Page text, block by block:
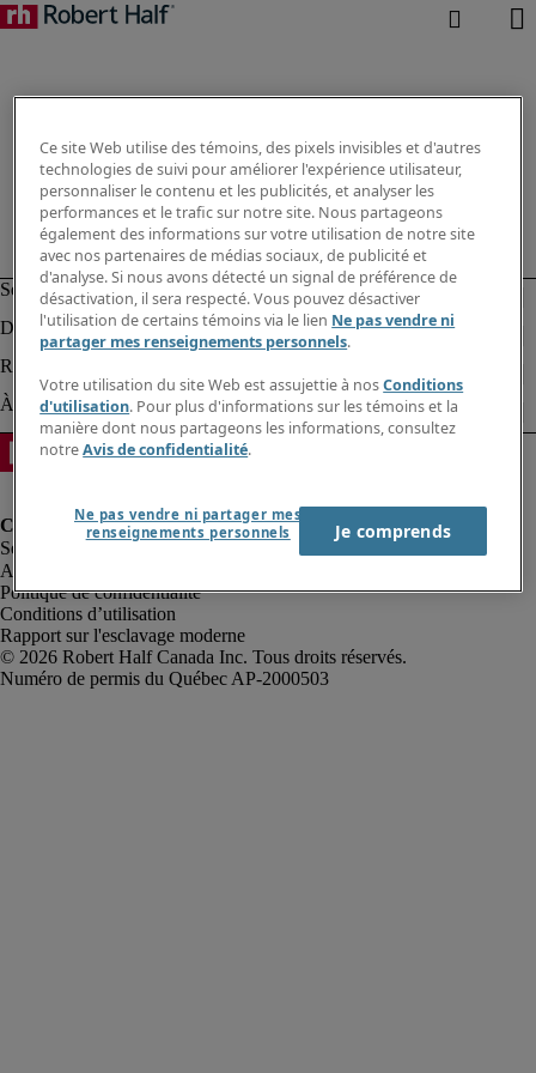
Alerte à la fraude
Politique de confidentialité
Conditions d’utilisation
Rapport sur l'esclavage moderne
Robert Half Canada Inc. Tous droits réservés.
Ce site Web utilise des témoins, des pixels invisibles et d'autres
technologies de suivi pour améliorer l'expérience utilisateur,
personnaliser le contenu et les publicités, et analyser les
performances et le trafic sur notre site. Nous partageons
également des informations sur votre utilisation de notre site
avec nos partenaires de médias sociaux, de publicité et
d'analyse. Si nous avons détecté un signal de préférence de
désactivation, il sera respecté. Vous pouvez désactiver
l'utilisation de certains témoins via le lien Ne pas vendre ni
partager mes renseignements personnels.
Votre utilisation du site Web est assujettie à nosConditions
d'utilisation. Pour plus d'informations sur les témoins et la
manière dont nous partageons les informations, consultez
notreAvis de confidentialité.
Ne pas vendre ni partager mes
renseignements personnels
Je comprends